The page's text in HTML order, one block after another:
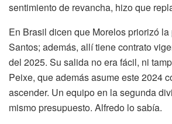
sentimiento de revancha, hizo que
En Brasil dicen que Morelos priorizó
Santos; además, allí tiene contrato
del 2025. Su salida no era fácil, ni
Peixe, que además asume este 2024
ascender. Un equipo en la segunda
mismo presupuesto. Alfredo lo sabía.